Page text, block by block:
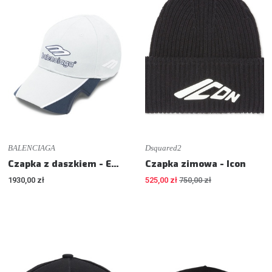
BALENCIAGA
Czapka z daszkiem - Embroidered baseball cap
1930,00 zł
Dsquared2
Czapka zimowa - Icon
525,00 zł 750,00 zł